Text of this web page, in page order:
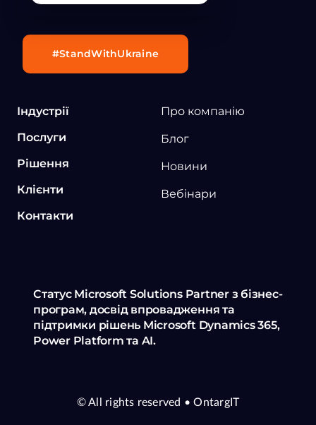
Індустрії
Послуги
Рішення
Клієнти
Контакти
Про компанію
Блог
Новини
Вебінари
Статус Microsoft Solutions Partner з бізнес-
програм, досвід впровадження та
підтримки рішень Microsoft Dynamics 365,
Power Platform та AI.
#StandWithUkraine
© All rights reserved • OntargIT